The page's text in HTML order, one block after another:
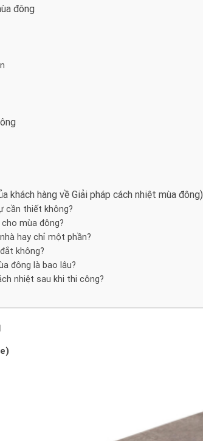
đông
khách hàng về Giải pháp cách nhiệt mùa đông)
cần thiết không?
mùa đông?
hay chỉ một phần?
không?
đông là bao lâu?
nhiệt sau khi thi công?